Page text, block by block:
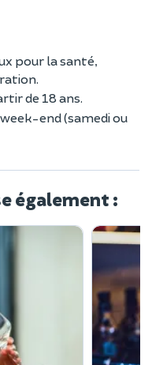
pour la santé,
de 18 ans.
end (samedi ou
également :